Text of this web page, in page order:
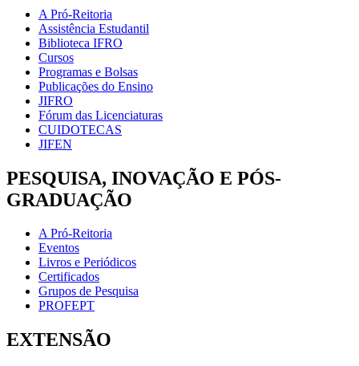
A Pró-Reitoria
Assistência Estudantil
Biblioteca IFRO
Cursos
Programas e Bolsas
Publicações do Ensino
JIFRO
Fórum das Licenciaturas
CUIDOTECAS
JIFEN
PESQUISA, INOVAÇÃO E PÓS-
GRADUAÇÃO
A Pró-Reitoria
Eventos
Livros e Periódicos
Certificados
Grupos de Pesquisa
PROFEPT
EXTENSÃO